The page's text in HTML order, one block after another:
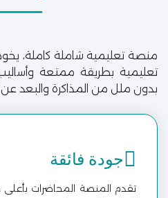
منصة تعليمية شاملة كاملة،
تعليمية بطريقة ممتعة
بدون ملل من المذاكرة والبعد عن
جودة فائقة
تقدم المنصة المحاضرات